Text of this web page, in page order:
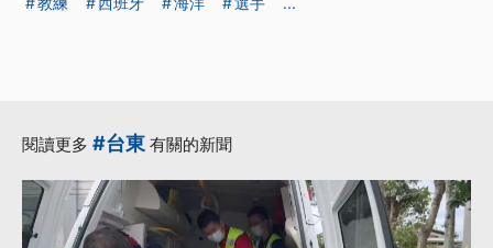
閱讀更多 #台東 有關的新聞